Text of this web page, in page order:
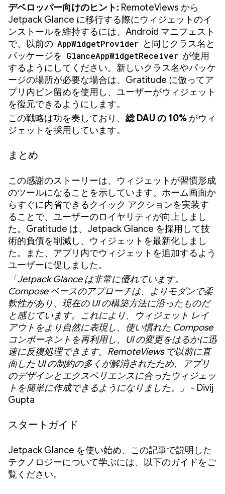
デベロッパー向けのヒント: RemoteViews から
Jetpack Glance に移行する際にウィジェットのイ
ンストールを維持するには、Android マニフェスト
で、以前の AppWidgetProvider と同じクラス名と
パッケージを GlanceAppWidgetReceiver が使用
するようにしてください。新しいクラス名やパッケ
ージの場所が必要な場合は、Gratitude に倣ってア
プリ内ピン留めを使用し、ユーザーがウィジェット
を復元できるようにします。
この戦略は功を奏しており、 総 DAU の 10% がウィ
ジェットを採用しています。
まとめ
この感謝のストーリーは、ウィジェットが習慣形成
のツールになることを示しています。ホーム画面か
らすぐに内省できるクイック アクションを実装す
ることで、ユーザーのロイヤリティが向上しまし
た。Gratitude は、Jetpack Glance を採用して技
術的負債を削減し、ウィジェットを最新化しまし
た。また、アプリ内でウィジェットを追加するよう
ユーザーに促しました。
「Jetpack Glance は非常に優れています。
Compose ベースのアプローチは、よりモダンで柔
軟性があり、現在の UI の構築方法に沿ったものだ
と感じています。これにより、ウィジェット レイ
アウトをより自然に表現し、使い慣れた Compose
コンポーネントを再利用し、UI の変更をはるかに迅
速に反復処理できます。RemoteViews で以前に直
面した UI の制約の多くが解消されたため、アプリ
のデザインとエクスペリエンスに合ったウィジェッ
トを簡単に作成できるようになりました。」
- Divij
Gupta
スタートガイド
Jetpack Glance を使い始め、この記事で説明した
テクノロジーについて学ぶには、以下のガイドをご
覧ください。